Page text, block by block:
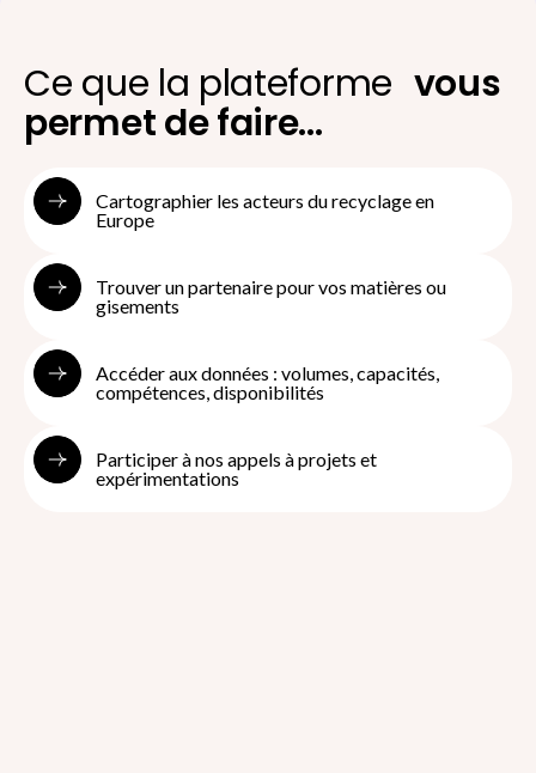
Ce que la plateforme vous
permet de faire...
Cartographier les acteurs du recyclage en
Europe
Trouver un partenaire pour vos matières ou
gisements
Accéder aux données : volumes, capacités,
compétences, disponibilités
Participer à nos appels à projets et
expérimentations